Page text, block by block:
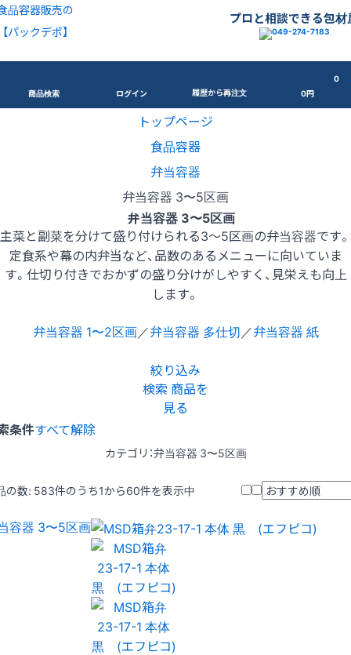
品容器販売の
【パックデポ】
プロと相談できる包材
商品検索 ログイン 履歴から再注文
0
0円
トップページ
食品容器
弁当容器
弁当容器 3〜5区画
弁当容器 3〜5区画
主菜と副菜を分けて盛り付けられる3〜5区画の弁当容器です。
定食系や幕の内弁当など、品数のあるメニューに向いていま
す。仕切り付きでおかずの盛り分けがしやすく、見栄えも向上
します。
弁当容器 1〜2区画／弁当容器 多仕切／弁当容器 紙
絞り込み
検索 商品を
見る
条件すべて解除
カテゴリ：弁当容器 3〜5区画
の数: 583件のうち1から60件を表示中
容器 3〜5区画